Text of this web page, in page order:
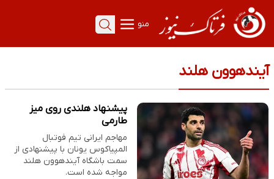
منو
آیندهوون هلند
پیشنهاد هلندی روی میز
طارمی
مهاجم ایرانی تیم فوتبال
المپیاکوس یونان با پیشنهادی از
سمت باشگاه آیندهوون هلند
مواجه شده است.